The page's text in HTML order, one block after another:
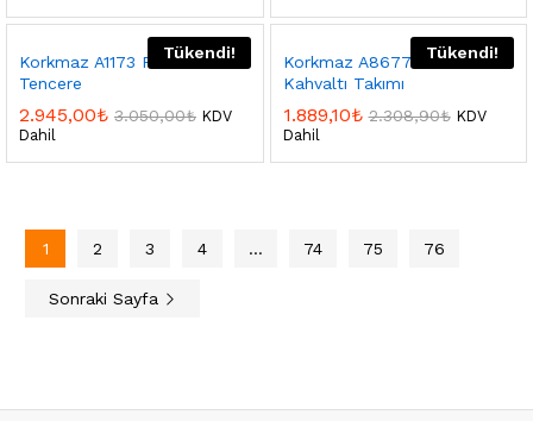
Tükendi!
Korkmaz A1173 Proline Sote
Tencere
2.945,00₺ 3.050,00₺ KDV
Dahil
Tükendi!
Korkmaz A8677 Link Coll.
Kahvaltı Takımı
1.889,10₺ 2.308,90₺ KDV
Dahil
1 2 3 4 … 74 75 76
Sonraki Sayfa